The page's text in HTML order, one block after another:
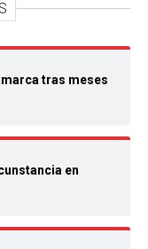
tras meses
en